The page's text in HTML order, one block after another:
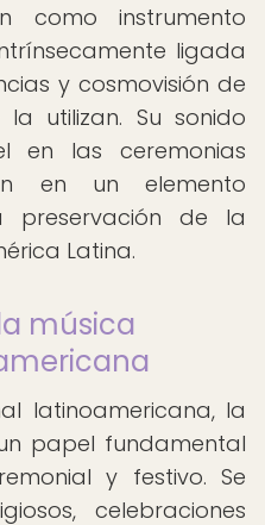
como instrumento
ligada
y cosmovisión de
utilizan. Su sonido
en las ceremonias
en un elemento
preservación de la
Latina.
música
latinoamericana, la
papel fundamental
y festivo. Se
celebraciones